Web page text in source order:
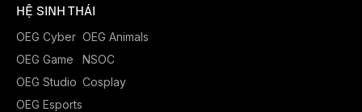
HỆ SINH THÁI
OEG Cyber
OEG Game
OEG Studio
OEG Esports
OEG Animals
NSOC
Cosplay